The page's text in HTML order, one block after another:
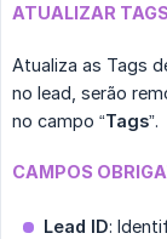
ATUALIZAR
Atualiza as Tags
no lead, serão
no campo “Tags”.
CAMPOS
Lead ID: